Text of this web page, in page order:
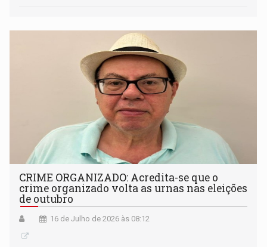
CRIME ORGANIZADO: Acredita-se que o
crime organizado volta as urnas nas eleições
de outubro
16 de Julho de 2026 às 08:12